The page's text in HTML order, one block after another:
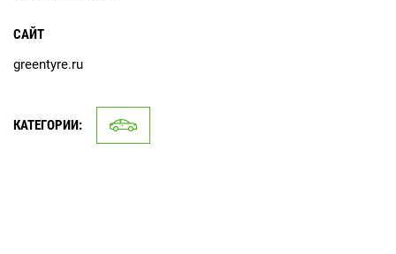
САЙТ
greentyre.ru
КАТЕГОРИИ: